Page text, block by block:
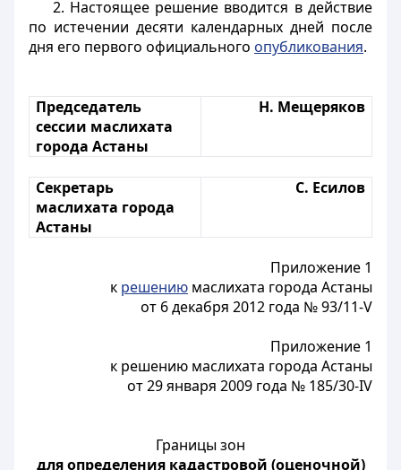
2. Настоящее решение вводится в действие
по истечении десяти календарных дней после
дня его первого официального опубликования.
Председатель
сессии маслихата
города Астаны
Н. Мещеряков
Секретарь
маслихата города
Астаны
С. Есилов
Приложение 1
к решению маслихата города Астаны
от 6 декабря 2012 года № 93/11-V
Приложение 1
к решению маслихата города Астаны
от 29 января 2009 года № 185/30-IV
Границы зон
для определения кадастровой (оценочной)